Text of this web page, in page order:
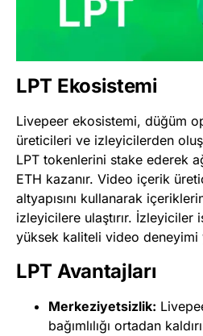
LPT Ekosistemi
Livepeer ekosistemi, düğüm
üreticileri ve izleyicilerden
LPT tokenlerini stake ederek
ETH kazanır. Video içerik
altyapısını kullanarak
izleyicilere ulaştırır.
yüksek kaliteli video deneyimi
LPT Avantajları
Merkeziyetsizlik:
bağımlılığı ortadan